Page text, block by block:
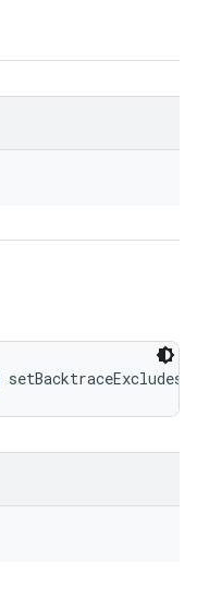
setBacktraceExcludes